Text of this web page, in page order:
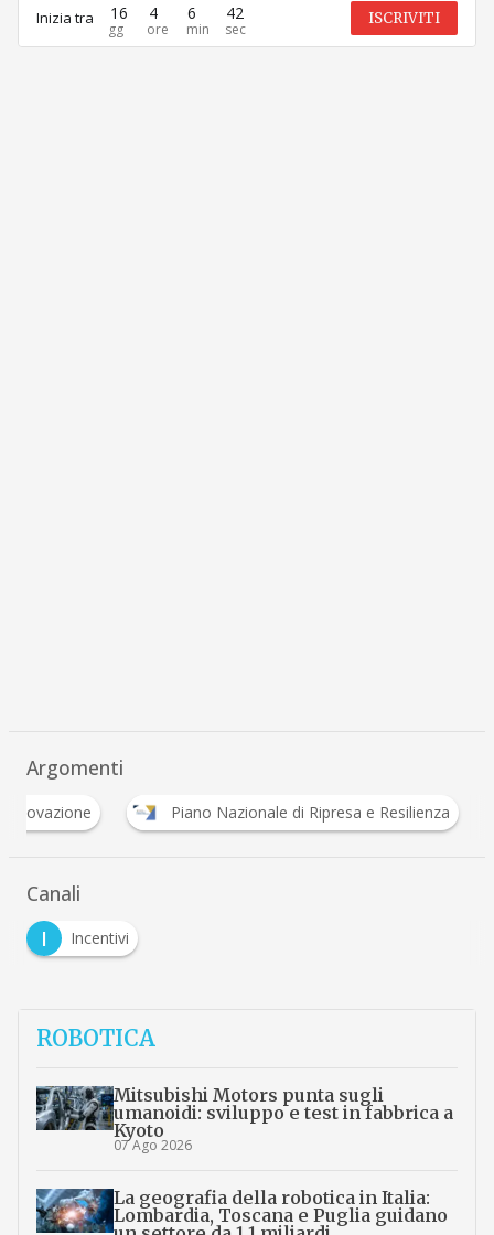
Inizia tra 16 4 6 42 ISCRIVITI
Argomenti
I
innovazione Piano Nazionale di Ripresa e
Canali
I
Incentivi
ROBOTICA
Mitsubishi Motors punta sugli
umanoidi: sviluppo e test in fabbrica a
Kyoto
07 Ago 2026
La geografia della robotica in Italia:
Lombardia, Toscana e Puglia guidano